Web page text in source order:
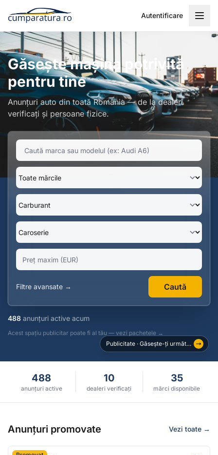
Autentificare
Publicitate · Găsește-ți următoarea mașină prin Cumparatura.ro
Găsește mașina potrivită
pentru tine
Anunțuri auto din toată România — de la dealeri
verificați și persoane fizice.
Filtre avansate → Caută
488 anunțuri active acum
Acest spațiu publicitar poate fi al tău — vezi pachetele →
488
anunțuri active
10
dealeri verificați
35
mărci disponibile
Anunțuri promovate Vezi toate →